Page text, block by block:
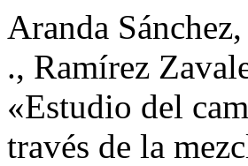
Aranda
., Ramí­rez
«Estudio del
través de la